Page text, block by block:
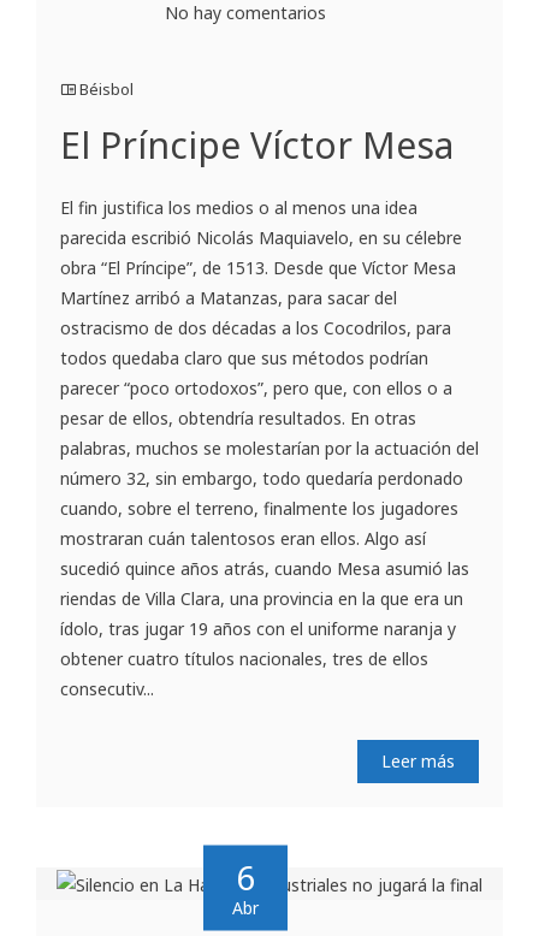
No hay comentarios
Béisbol
El Príncipe Víctor Mesa
El fin justifica los medios o al menos una idea
parecida escribió Nicolás Maquiavelo, en su célebre
obra “El Príncipe”, de 1513. Desde que Víctor Mesa
Martínez arribó a Matanzas, para sacar del
ostracismo de dos décadas a los Cocodrilos, para
todos quedaba claro que sus métodos podrían
parecer “poco ortodoxos”, pero que, con ellos o a
pesar de ellos, obtendría resultados. En otras
palabras, muchos se molestarían por la actuación del
número 32, sin embargo, todo quedaría perdonado
cuando, sobre el terreno, finalmente los jugadores
mostraran cuán talentosos eran ellos. Algo así
sucedió quince años atrás, cuando Mesa asumió las
riendas de Villa Clara, una provincia en la que era un
ídolo, tras jugar 19 años con el uniforme naranja y
obtener cuatro títulos nacionales, tres de ellos
consecutiv...
Leer más
6
Abr